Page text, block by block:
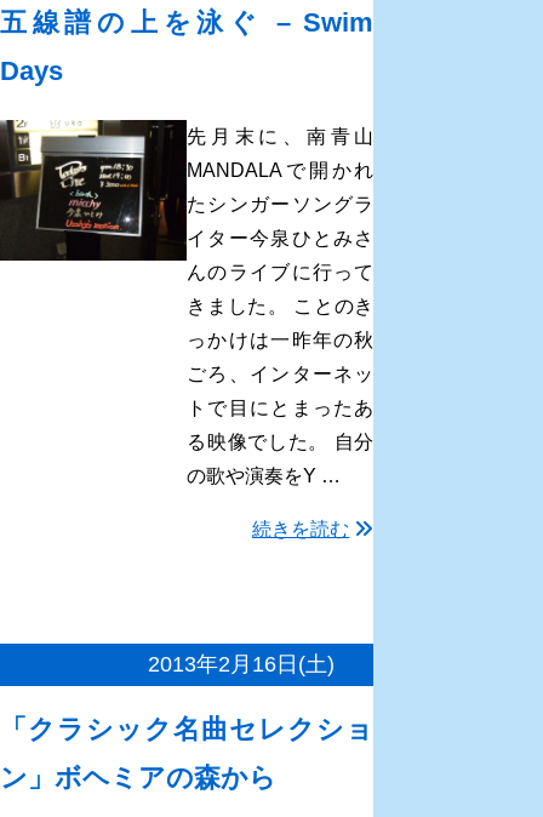
五線譜の上を泳ぐ – Swim
Days
先月末に、南青山
MANDALAで開かれ
たシンガーソングラ
イター今泉ひとみさ
んのライブに行って
きました。 ことのき
っかけは一昨年の秋
ごろ、インターネッ
トで目にとまったあ
る映像でした。 自分
の歌や演奏をY …
続きを読む
2013年2月16日(土)
「クラシック名曲セレクショ
ン」ボヘミアの森から